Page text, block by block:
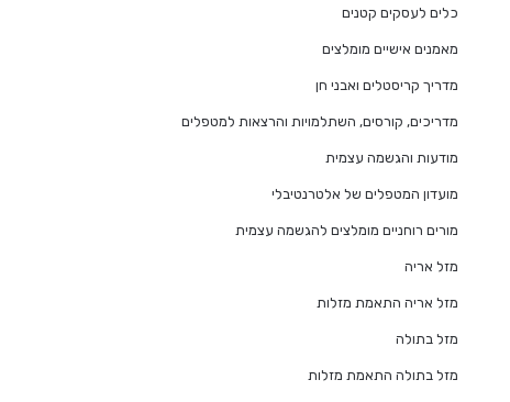
כלים לעסקים קטנים
מאמנים אישיים מומלצים
מדריך קריסטלים ואבני חן
מדריכים, קורסים, השתלמויות והרצאות למטפלים
מודעות והגשמה עצמית
מועדון המטפלים של אלטרנטיבלי
מורים רוחניים מומלצים להגשמה עצמית
מזל אריה
מזל אריה התאמת מזלות
מזל בתולה
מזל בתולה התאמת מזלות